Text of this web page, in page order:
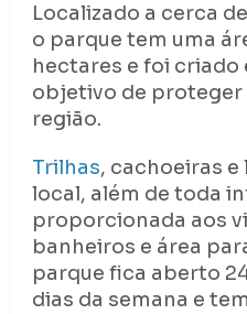
Localizado a cerca
o parque tem uma
hectares e foi criado
objetivo de proteger
região.
Trilhas, cachoeiras
local, além de toda
proporcionada aos
banheiros e área
parque fica aberto
dias da semana e